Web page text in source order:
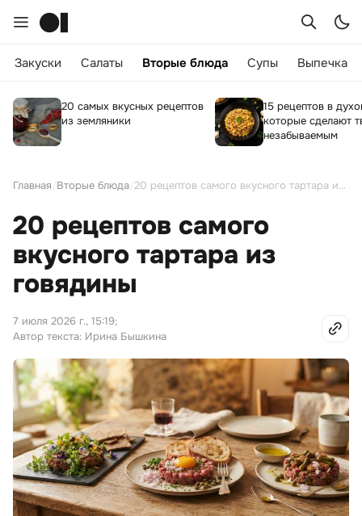
Закуски Салаты Вторые блюда Супы Выпечка
20 самых вкусных рецептов
из земляники
15 рецептов в
которые сделают
незабываемым
Главная Вторые блюда 20 рецептов самого вкусного тартара из говядины
20 рецептов самого
вкусного тартара из
говядины
7 июля 2026 г., 15:19;
Автор текста: Ирина Бышкина